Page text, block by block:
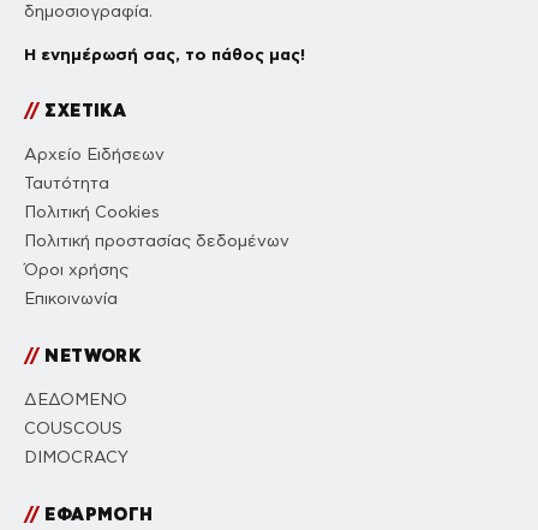
δημοσιογραφία.
Η ενημέρωσή σας, το πάθος μας!
//ΣΧΕΤΙΚΑ
Αρχείο Ειδήσεων
Ταυτότητα
Πολιτική Cookies
Πολιτική προστασίας δεδομένων
Όροι χρήσης
Επικοινωνία
//NETWORK
ΔΕΔΟΜΕΝΟ
COUSCOUS
DIMOCRACY
//ΕΦΑΡΜΟΓΗ